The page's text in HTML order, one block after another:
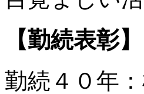
【勤続表彰】
勤続４０年